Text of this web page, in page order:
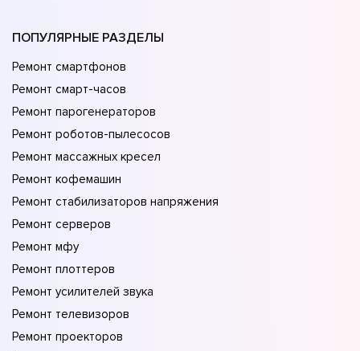
ПОПУЛЯРНЫЕ РАЗДЕЛЫ
Ремонт смартфонов
Ремонт смарт-часов
Ремонт парогенераторов
Ремонт роботов-пылесосов
Ремонт массажных кресел
Ремонт кофемашин
Ремонт стабилизаторов напряжения
Ремонт серверов
Ремонт мфу
Ремонт плоттеров
Ремонт усилителей звука
Ремонт телевизоров
Ремонт проекторов